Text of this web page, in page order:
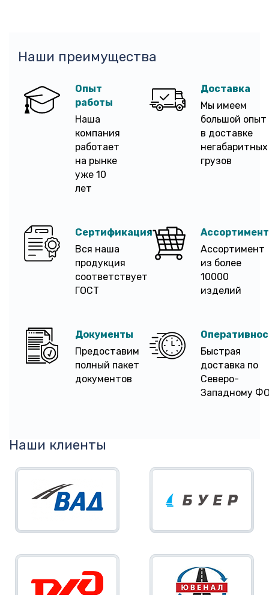
Наши преимущества
Опыт
работы
Наша
компания
работает
на рынке
уже 10
лет
Доставка
Мы имеем
большой опыт
в доставке
негабаритных
грузов
Сертификация
Вся наша
продукция
соответствует
ГОСТ
Ассортимент
Ассортимент
из более
10000
изделий
Документы
Предоставим
полный пакет
документов
Быстрая
доставка по
Северо-
Западному
Наши клиенты